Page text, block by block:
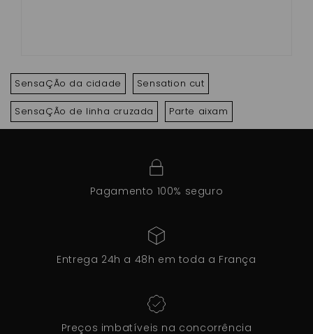
SensaÇÃo da cidade Sensation cut
SensaÇÃo de linha cruzada Parte aixam
Pagamento 100% seguro
Entrega 24h a 48h em toda a França
Preços imbatíveis na concorrência